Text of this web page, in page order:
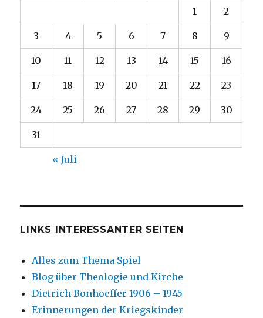
1 2
3 4 5 6 7 8 9
10 11 12 13 14 15 16
17 18 19 20 21 22 23
24 25 26 27 28 29 30
31
« Juli
LINKS INTERESSANTER SEITEN
Alles zum Thema Spiel
Blog über Theologie und Kirche
Dietrich Bonhoeffer 1906 – 1945
Erinnerungen der Kriegskinder